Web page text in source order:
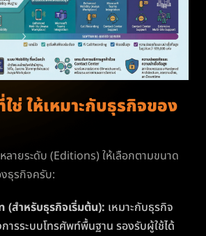
ช่ ให้เหมาะกับธุรกิจของ
ายระดับ (Editions) ให้เลือกตามขนาด
ธุรกิจครับ:
สำหรับธุรกิจเริ่มต้น): เหมาะกับธุรกิจ
ารระบบโทรศัพท์พื้นฐาน รองรับผู้ใช้ได้